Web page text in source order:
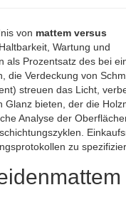
von mattem versus
Wartung und
als Prozentsatz des bei
die Verdeckung von
streuen das Licht,
bieten, der die
Analyse der
zu